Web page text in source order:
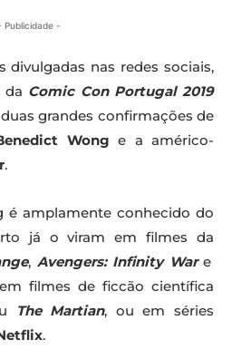
Publicidade -
divulgadas nas redes sociais,
da Comic Con Portugal 2019
grandes confirmações de
Wong e a américo-
.
é amplamente conhecido do
já o viram em filmes da
, Avengers: Infinity Ware
filmes de ficcão científica
The Martian, ou em séries
.